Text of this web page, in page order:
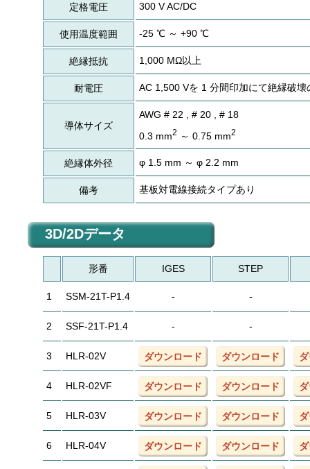
定格電圧 300 V AC/DC
使用温度範囲 -25 ℃ ～ +90 ℃
絶縁抵抗 1,000 MΩ以上
耐電圧 AC 1,500 Vを 1 分間印加にて絶縁破壊
導体サイズ
AWG # 22 , # 20 , # 18
0.3 mm2 ～ 0.75 mm2
絶縁体外径 φ 1.5 mm ～ φ 2.2 mm
備考 基板対電線接続タイプあり
3D/2Dデータ
形番 IGES STEP
1 SSM-21T-P1.4 - -
2 SSF-21T-P1.4 - -
3 HLR-02V ダウンロード ダウンロード
4 HLR-02VF ダウンロード ダウンロード
5 HLR-03V ダウンロード ダウンロード
6 HLR-04V ダウンロード ダウンロード